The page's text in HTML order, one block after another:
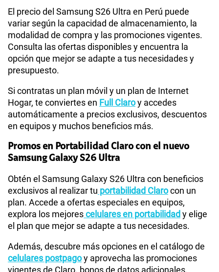
El precio del Samsung S26 Ultra en Perú puede
variar según la capacidad de almacenamiento, la
modalidad de compra y las promociones vigentes.
Consulta las ofertas disponibles y encuentra la
opción que mejor se adapte a tus necesidades y
presupuesto.
Si contratas un plan móvil y un plan de Internet
Hogar, te conviertes en Full Claroy accedes
automáticamente a precios exclusivos, descuentos
en equipos y muchos beneficios más.
Promos en Portabilidad Claro con el nuevo
Samsung Galaxy S26 Ultra
Obtén el Samsung Galaxy S26 Ultra con beneficios
exclusivos al realizar tu portabilidad Clarocon un
plan. Accede a ofertas especiales en equipos,
explora los mejorescelulares en portabilidad y elige
el plan que mejor se adapte a tus necesidades.
Además, descubre más opciones en el catálogo de
celulares postpagoy aprovecha las promociones